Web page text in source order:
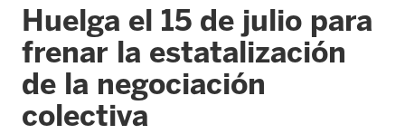
Huelga el 15 de julio para
frenar la estatalización
de la negociación
colectiva